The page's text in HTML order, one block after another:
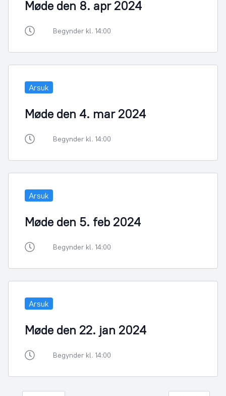
Møde den 8. apr 2024
Begynder kl. 14:00
Arsuk
Møde den 4. mar 2024
Begynder kl. 14:00
Arsuk
Møde den 5. feb 2024
Begynder kl. 14:00
Arsuk
Møde den 22. jan 2024
Begynder kl. 14:00